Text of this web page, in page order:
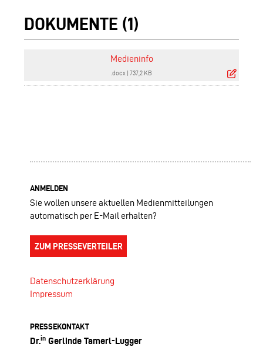
DOKUMENTE (1)
Medieninfo
.docx 737,2 KB
ANMELDEN
Sie wollen unsere aktuellen Medienmitteilungen
automatisch per E-Mail erhalten?
ZUM PRESSEVERTEILER
Datenschutzerklärung
Impressum
PRESSEKONTAKT
Dr.in Gerlinde Tamerl-Lugger